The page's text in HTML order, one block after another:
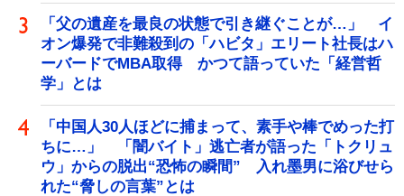
「父の遺産を最良の状態で引き継ぐことが…」 イ
オン爆発で非難殺到の「ハビタ」エリート社長はハ
ーバードでMBA取得 かつて語っていた「経営哲
学」とは
「中国人30人ほどに捕まって、素手や棒でめった打
ちに…」 「闇バイト」逃亡者が語った「トクリュ
ウ」からの脱出“恐怖の瞬間” 入れ墨男に浴びせら
れた“脅しの言葉”とは